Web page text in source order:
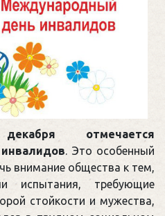
отмечается
. Это особенный
внимание общества к тем,
требующие
стойкости и мужества,